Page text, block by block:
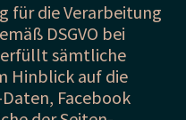
für die Verarbeitung
DSGVO bei
sämtliche
Hinblick auf die
Facebook